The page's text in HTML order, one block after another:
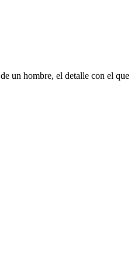
un hombre, el detalle con el